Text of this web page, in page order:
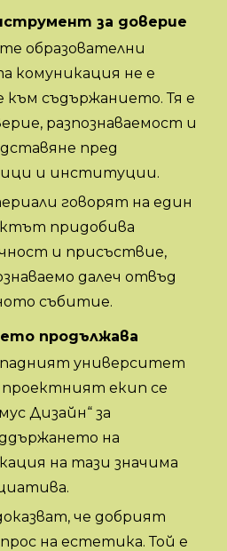
за доверие
образователни
комуникация не е
към съдържанието. Тя е
разпознаваемост и
пред
и институции.
говорят на един
придобива
и присъствие,
далеч отвъд
събитие.
продължава
университет
екип се
Дизайн“ за
на
на тази значима
че добрият
на естетика. Той е